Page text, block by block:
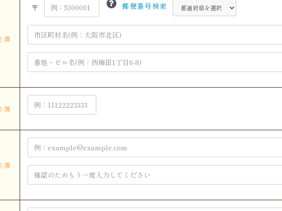
須
〒 郵便番号検索
須
須